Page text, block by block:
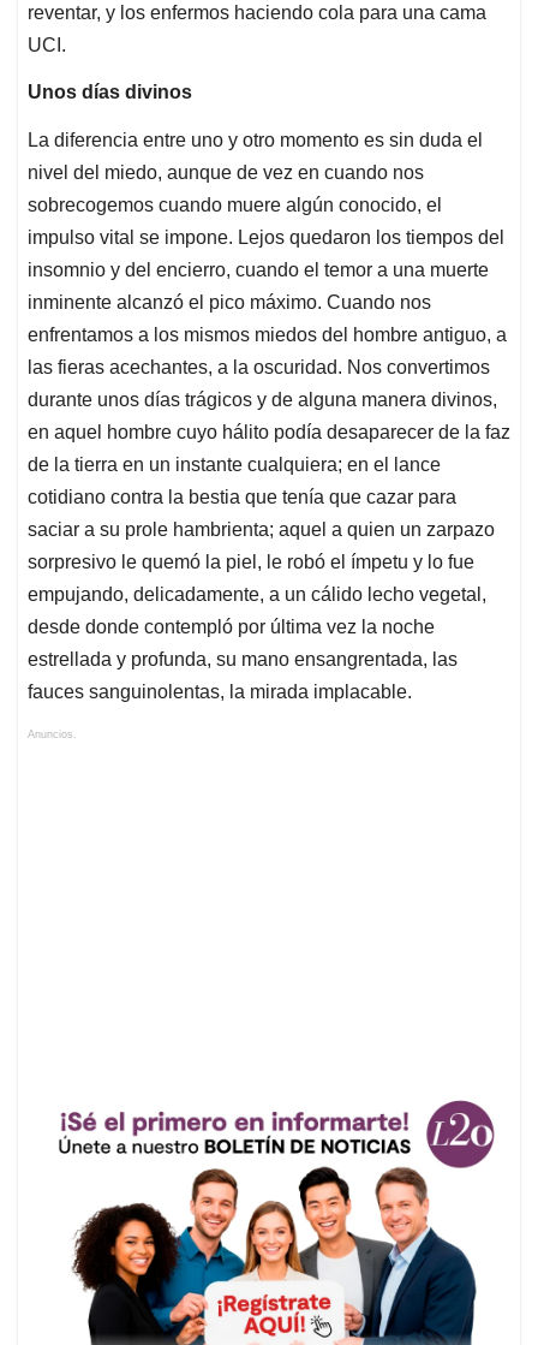
reventar, y los enfermos haciendo cola para una cama
UCI.
Unos días divinos
La diferencia entre uno y otro momento es sin duda el
nivel del miedo, aunque de vez en cuando nos
sobrecogemos cuando muere algún conocido, el
impulso vital se impone. Lejos quedaron los tiempos del
insomnio y del encierro, cuando el temor a una muerte
inminente alcanzó el pico máximo. Cuando nos
enfrentamos a los mismos miedos del hombre antiguo, a
las fieras acechantes, a la oscuridad. Nos convertimos
durante unos días trágicos y de alguna manera divinos,
en aquel hombre cuyo hálito podía desaparecer de la faz
de la tierra en un instante cualquiera; en el lance
cotidiano contra la bestia que tenía que cazar para
saciar a su prole hambrienta; aquel a quien un zarpazo
sorpresivo le quemó la piel, le robó el ímpetu y lo fue
empujando, delicadamente, a un cálido lecho vegetal,
desde donde contempló por última vez la noche
estrellada y profunda, su mano ensangrentada, las
fauces sanguinolentas, la mirada implacable.
Anuncios.